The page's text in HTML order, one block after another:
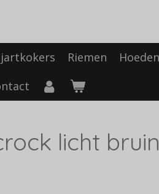
Riemen Hoeden
licht